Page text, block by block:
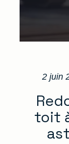
2 juin
toit